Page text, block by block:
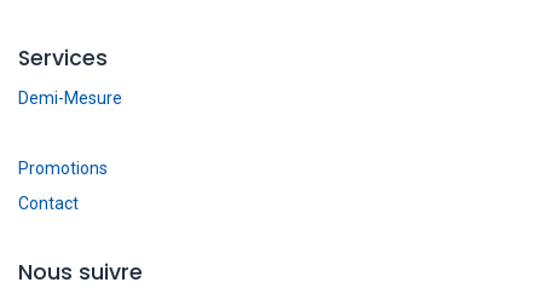
Services
Demi-Mesure
Promotions
Contact
Nous suivre